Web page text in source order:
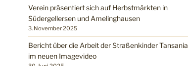
Verein präsentiert sich auf Herbstmärkten in
Südergellersen und Amelinghausen
3. November 2025
Bericht über die Arbeit der Straßenkinder Tansania
im neuen Imagevideo